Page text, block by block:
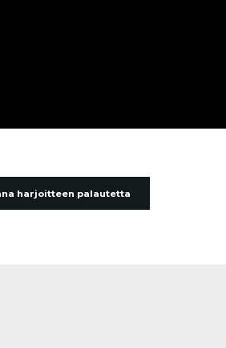
harjoitteen palautetta